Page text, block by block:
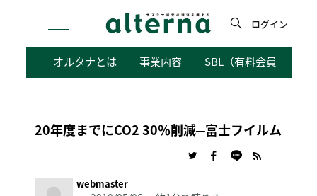
検
ログイン
オルタナとは 事業内容 SBL（有料会員向けサ
20年度までにCO2 30％削減─富士フイルム
webmaster